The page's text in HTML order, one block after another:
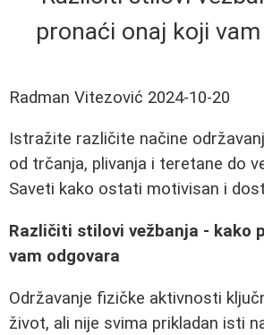
pronaći onaj koji
Radman Vitezović 2024-10-20
Istražite različite načine
od trčanja, plivanja i teretane do
Saveti kako ostati motivisan i
Različiti stilovi vežbanja - kako
vam odgovara
Održavanje fizičke aktivnosti
život, ali nije svima prikladan isti